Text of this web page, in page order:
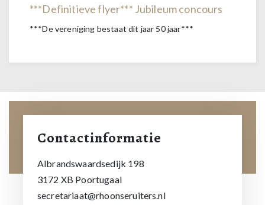
***Definitieve flyer*** Jubileum concours
***De vereniging bestaat dit jaar 50 jaar***
Contactinformatie
Albrandswaardsedijk 198
3172 XB Poortugaal
secretariaat@rhoonseruiters.nl